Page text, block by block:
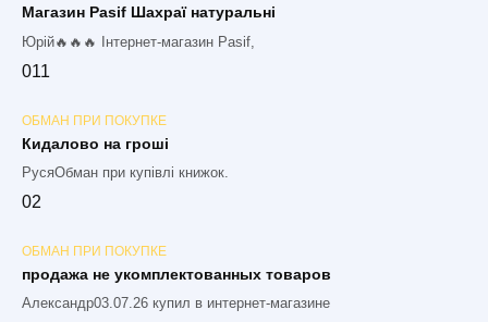
Магазин Pasif Шахраї натуральні
Юрій🔥🔥🔥 Інтернет-магазин Pasif,
011
ОБМАН ПРИ ПОКУПКЕ
Кидалово на гроші
РусяОбман при купівлі книжок.
02
ОБМАН ПРИ ПОКУПКЕ
продажа не укомплектованных товаров
Александр03.07.26 купил в интернет-магазине